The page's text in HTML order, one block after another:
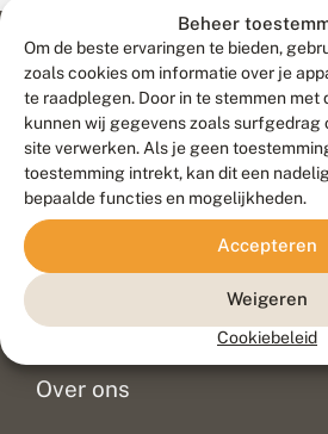
Beheer
Om de beste ervaringen te bieden,
zoals cookies om informatie over je
te raadplegen. Door in te stemmen met
kunnen wij gegevens zoals surfgedrag
site verwerken. Als je geen
toestemming intrekt, kan dit een
bepaalde functies en mogelijkheden.
Accepteren
Weigeren
Cookiebeleid
Contact
Veelgestelde vragen
Doneer
Over ons
Meld waarnemingen
© 2026
Duurzaam ontwikkeld door
Blue Field
Privacy
Disclaimer
Sitemap